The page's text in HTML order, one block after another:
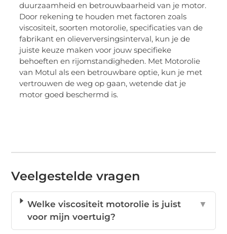
duurzaamheid en betrouwbaarheid van je motor.
Door rekening te houden met factoren zoals
viscositeit, soorten motorolie, specificaties van de
fabrikant en olieverversingsinterval, kun je de
juiste keuze maken voor jouw specifieke
behoeften en rijomstandigheden. Met Motorolie
van Motul als een betrouwbare optie, kun je met
vertrouwen de weg op gaan, wetende dat je
motor goed beschermd is.
Veelgestelde vragen
Welke viscositeit motorolie is juist
voor mijn voertuig?
▼